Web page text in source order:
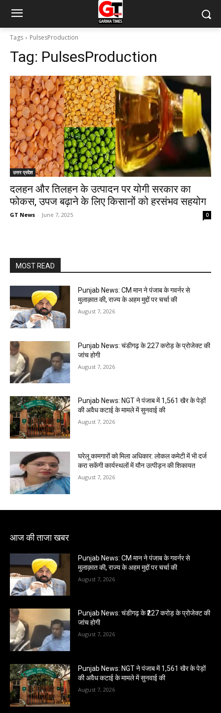
Tags PulsesProduction
Tag: PulsesProduction
उत्तर प्रदेश
दलहन और तिलहन के उत्पादन पर योगी सरकार का
फोकस, उपज बढ़ाने के लिए किसानों को हरसंभव सहयोग
GT News - June 7, 2025 0
MOST READ
Punjab News: CM मान ने पंजाब के गवर्नर से
मुलाक़ात की, राज्य के अहम मुद्दों पर चर्चा की
August 7, 2026
Punjab News: चंडीगढ़ के ₹227 करोड़ के प्रोजेक्ट की
जांच होगी
August 7, 2026
Punjab News: NGT ने पंजाब में 1,561 खैर के पेड़ों
की अवैध कटाई के मामले में सुनवाई की
August 7, 2026
घरेलू कामगारों को मिला अधिकार: लोकल कमेटी में भी दर्ज
करा सकेंगी कार्यस्थलों में यौन उत्पीड़न की शिकायत
August 7, 2026
आज की ताजा खबर
Punjab News: CM मान ने पंजाब के गवर्नर से
मुलाक़ात की, राज्य के अहम मुद्दों पर चर्चा की
August 7, 2026
Punjab News: चंडीगढ़ के ₹227 करोड़ के प्रोजेक्ट की
जांच होगी
August 7, 2026
Punjab News: NGT ने पंजाब में 1,561 खैर के पेड़ों
की अवैध कटाई के मामले में सुनवाई की
August 7, 2026